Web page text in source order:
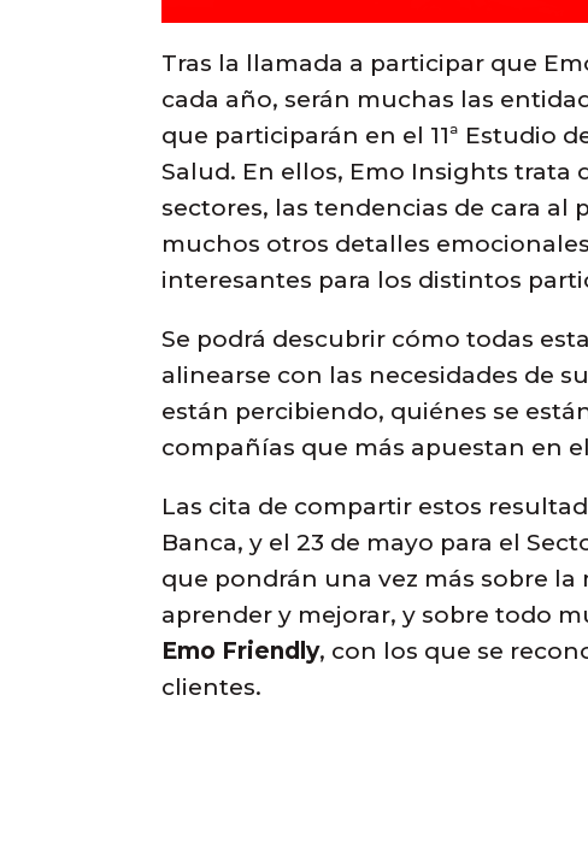
Tras la llamada a participar que
cada año, serán muchas las
que participarán en el 11ª Estudio
Salud. En ellos, Emo Insights trata
sectores, las tendencias de cara al
muchos otros detalles
interesantes para los distintos
Se podrá descubrir cómo todas
alinearse con las necesidades de
están percibiendo, quiénes se
compañías que más apuestan en
Las cita de compartir estos
Banca, y el 23 de mayo para el
que pondrán una vez más sobre
aprender y mejorar, y sobre todo
Emo Friendly, con los que se
clientes.